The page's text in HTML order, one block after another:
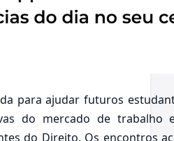
para ajudar futuros
do mercado de
do Direito. Os encontros